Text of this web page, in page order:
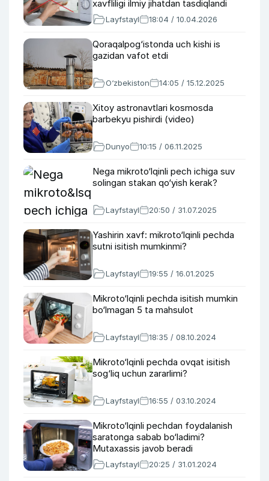
xavfliligi ilmiy jihatdan tasdiqlandi
Layfstayl 18:04 / 10.04.2026
Qoraqalpog‘istonda uch kishi is
gazidan vafot etdi
O‘zbekiston 14:05 / 15.12.2025
Xitoy astronavtlari kosmosda
barbekyu pishirdi (video)
Dunyo 10:15 / 06.11.2025
Nega mikroto‘lqinli pech ichiga suv
solingan stakan qo‘yish kerak?
Layfstayl 20:50 / 31.07.2025
Yashirin xavf: mikroto‘lqinli pechda
sutni isitish mumkinmi?
Layfstayl 19:55 / 16.01.2025
Mikroto‘lqinli pechda isitish mumkin
bo‘lmagan 5 ta mahsulot
Layfstayl 18:35 / 08.10.2024
Mikroto‘lqinli pechda ovqat isitish
sog‘liq uchun zararlimi?
Layfstayl 16:55 / 03.10.2024
Mikroto‘lqinli pechdan foydalanish
saratonga sabab bo‘ladimi?
Mutaxassis javob beradi
Layfstayl 20:25 / 31.01.2024